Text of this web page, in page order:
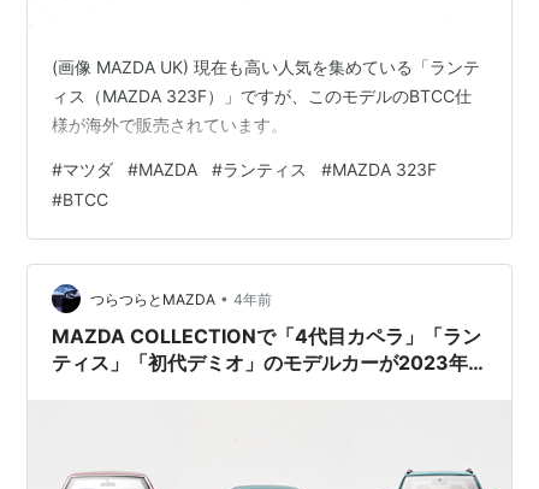
(画像 MAZDA UK) 現在も高い人気を集めている「ランテ
ィス（MAZDA 323F）」ですが、このモデルのBTCC仕
様が海外で販売されています。
#マツダ #MAZDA #ランティス #MAZDA 323F
#BTCC
つらつらとMAZDA • 4年前
MAZDA COLLECTIONで「4代目カペラ」「ラン
ティス」「初代デミオ」のモデルカーが2023年2